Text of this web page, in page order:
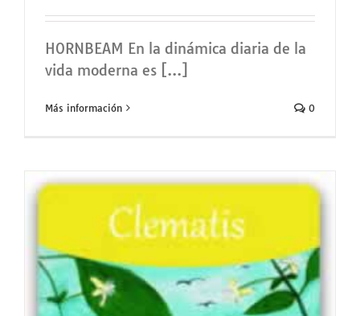
HORNBEAM En la dinámica diaria de la
vida moderna es [...]
Más información 0